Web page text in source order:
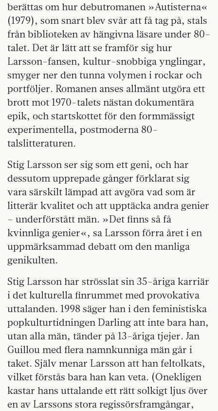
berättas om hur debutromanen »Autisterna«
(1979), som snart blev svår att få tag på, stals
från biblioteken av hängivna läsare under 80-
talet. Det är lätt att se framför sig hur
Larsson-fansen, kultur-snobbiga ynglingar,
smyger ner den tunna volymen i rockar och
portföljer. Romanen anses allmänt utgöra ett
brott mot 1970-talets nästan dokumentära
epik, och startskottet för den formmässigt
experimentella, postmoderna 80-
talslitteraturen.
Stig Larsson ser sig som ett geni, och har
dessutom upprepade gånger förklarat sig
vara särskilt lämpad att avgöra vad som är
litterär kvalitet och att upptäcka andra genier
– underförstått män. »Det finns så få
kvinnliga genier«, sa Larsson förra året i en
uppmärksammad debatt om den manliga
genikulten.
Stig Larsson har strösslat sin 35-åriga karriär
i det kulturella finrummet med provokativa
uttalanden. 1998 säger han i den feministiska
popkulturtidningen Darling att inte bara han,
utan alla män, tänder på 13-åriga tjejer. Jan
Guillou med flera namnkunniga män går i
taket. Själv menar Larsson att han feltolkats,
vilket förstås bara han kan veta. (Onekligen
kastar hans uttalande ett rätt solkigt ljus över
en av Larssons stora regissörsframgångar,